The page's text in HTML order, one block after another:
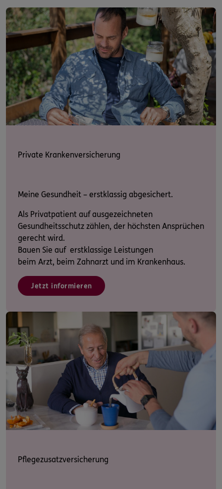
Private Krankenversicherung
Meine Gesundheit – erstklassig abgesichert.
Als Privatpatient auf ausgezeichneten
Gesundheitsschutz zählen, der höchsten Ansprüchen
gerecht wird.
Bauen Sie auf erstklassige Leistungen
beim Arzt, beim Zahnarzt und im Krankenhaus.
Jetzt informieren
Pflegezusatzversicherung